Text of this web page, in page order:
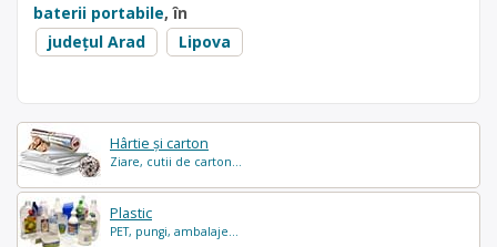
Hârtie și carton
Ziare, cutii de carton...
Plastic
PET, pungi, ambalaje...
baterii portabile, în
județul Arad
Lipova